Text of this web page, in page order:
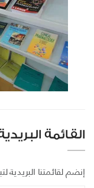
القائمة
إنضم لقائمتنا البريدية